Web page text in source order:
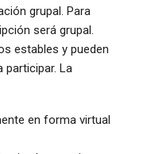
grupal. Para
será grupal.
estables y pueden
participar. La
en forma virtual